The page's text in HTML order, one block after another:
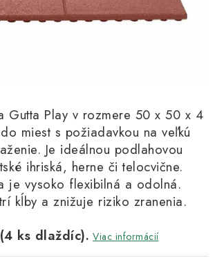
Gutta Play v rozmere 50 x 50 x 4
miest s požiadavkou na veľkú
Je ideálnou podlahovou
ihriská, herne či telocvične.
je vysoko flexibilná a odolná.
kĺby a znižuje riziko zranenia.
ks dlaždíc). Viac informácií